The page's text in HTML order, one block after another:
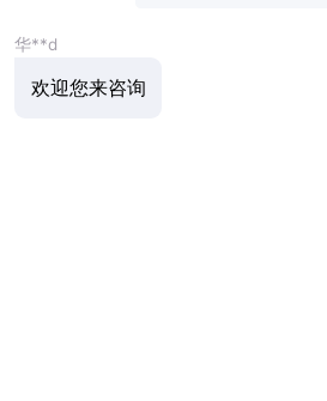
华**d
欢迎您来咨询